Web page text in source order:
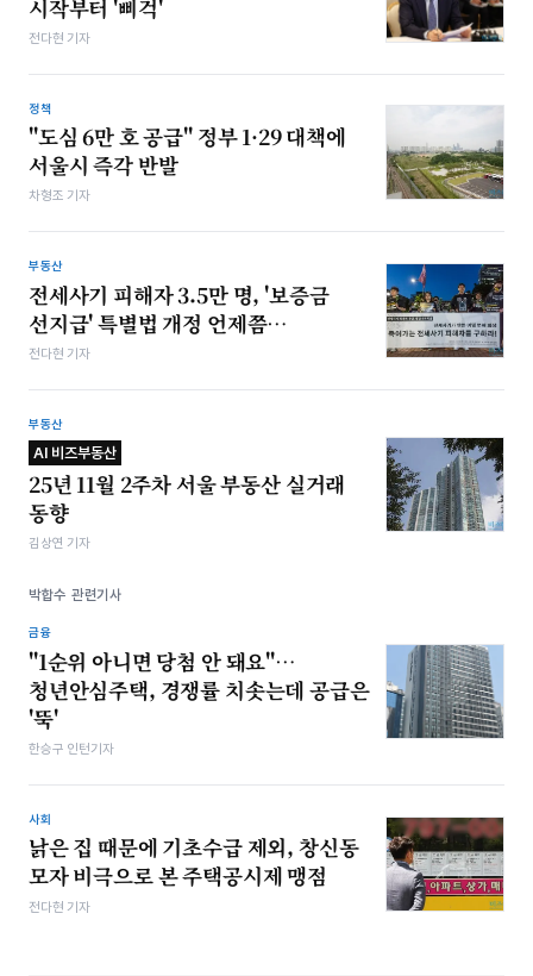
시작부터 '삐걱'
전다현 기자
정책
"도심 6만 호 공급" 정부 1·29 대책에
서울시 즉각 반발
차형조 기자
부동산
전세사기 피해자 3.5만 명, '보증금
선지급' 특별법 개정 언제쯤…
전다현 기자
부동산
AI 비즈부동산
25년 11월 2주차 서울 부동산 실거래
동향
김상연 기자
박합수 관련기사
금융
"1순위 아니면 당첨 안 돼요"…
청년안심주택, 경쟁률 치솟는데 공급은
'뚝'
한승구 인턴기자
사회
낡은 집 때문에 기초수급 제외, 창신동
모자 비극으로 본 주택공시제 맹점
전다현 기자